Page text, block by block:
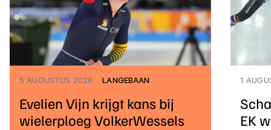
5 AUGUSTUS 2026 LANGEBAAN
Evelien Vijn krijgt kans bij
wielerploeg VolkerWessels
1
EK